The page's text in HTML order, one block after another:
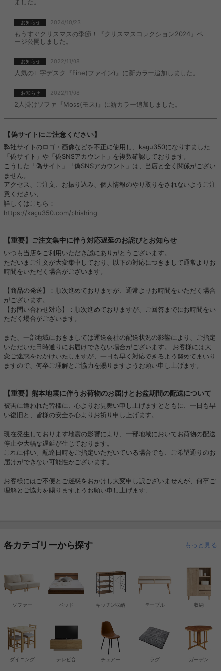
ました。
お知らせ 2024/10/23
もうすぐクリスマスの季節！『クリスマスコレクション2024』ペ
ージ公開しました。
お知らせ 2022/11/08
人気のＬ字デスク『Fine(ファイン)』に新カラー追加しました。
お知らせ 2022/11/08
2人掛けソファ『Moss(モス)』に新カラー追加しました。
【偽サイトにご注意ください】
弊社サイトのロゴ・画像などを不正に使用し、kagu350になりすました
「偽サイト」や「偽SNSアカウント」を複数確認しております。
こうした「偽サイト」「偽SNSアカウント」は、当店と全く関係がござい
ません。
アクセス、ご注文、お振り込み、個人情報のやり取りをされないようご注
意ください。
詳しくはこちら：
https://kagu350.com/phishing
【重要】ご注文集中に伴う対応遅延のお詫びとお知らせ
いつも当店をご利用いただき誠にありがとうございます。
ただいまご注文が大変集中しており、以下の対応につきまして通常よりお
時間をいただく場合がございます。
【商品の発送】：順次進めておりますが、通常よりお時間をいただく場合
がございます。
【お問い合わせ対応】：順次進めておりますが、ご回答までにお時間をい
ただく場合がございます。
また、一部地域におきましては運送会社の配送状況の影響により、ご指定
いただいた日時通りにお届けできない場合がございます。 お客様には大
変ご迷惑をおかけいたしますが、一日も早く対応できるよう努めてまいり
ますので、何卒ご理解とご協力を賜りますようお願い申し上げます。
【重要】熊本地震に伴うお荷物のお届けとお盆期間の配送について
被害に遭われた皆様に、心よりお見舞い申し上げますとともに、一日も早
い復旧と、皆様の安全を心よりお祈り申し上げます。
現在発生しております地震の影響により、一部地域においてお荷物の配送
停止や大幅な遅延が生じております。
これに伴い、配達日時をご指定いただいている場合でも、ご希望通りのお
届けができない可能性がございます。
お客様にはご不便とご迷惑をおかけし大変申し訳ございませんが、何卒ご
理解とご協力を賜りますようお願い申し上げます。
各カテゴリーから探す もっと見る
ソファー ベッド 収納
キッチン収納
チェアー
テーブル
テレビ台
ダイニング ラグ ガーデン